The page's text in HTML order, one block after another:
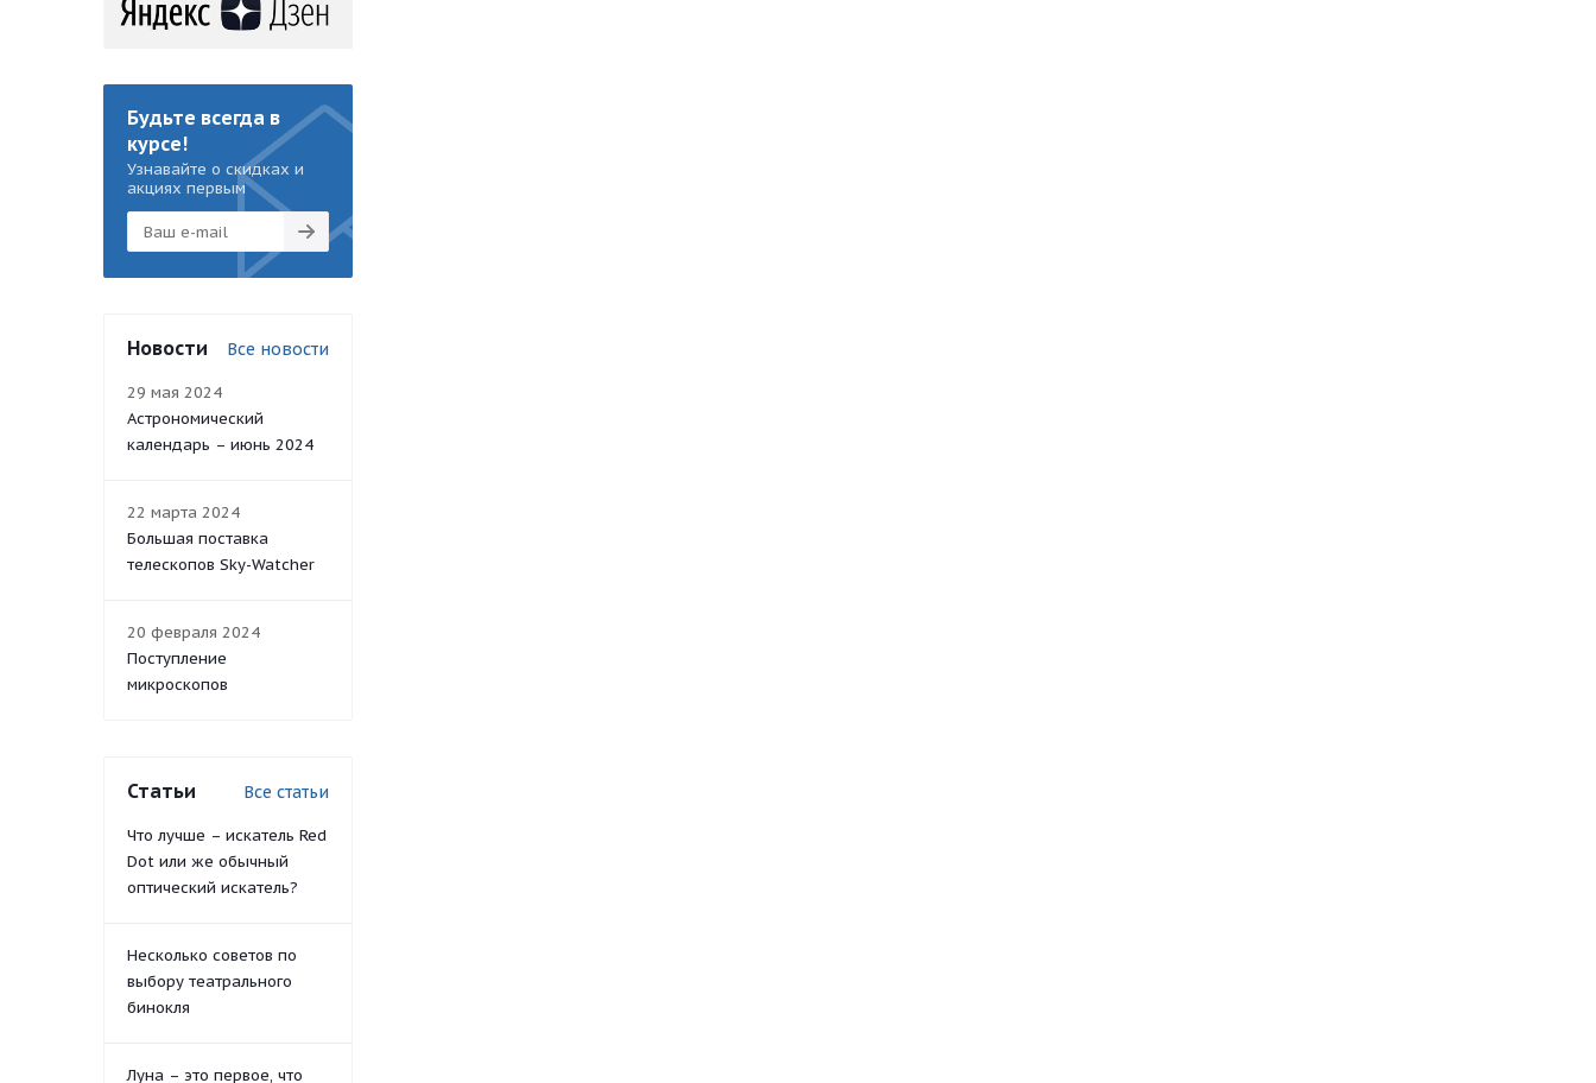
Будьте всегда в
курсе!
Узнавайте о скидках и
акциях первым
Новости Все новости
29 мая 2024
Астрономический
календарь – июнь 2024
22 марта 2024
Большая поставка
телескопов Sky-Watcher
20 февраля 2024
Поступление
микроскопов
Статьи Все статьи
Что лучше – искатель Red
Dot или же обычный
оптический искатель?
Несколько советов по
выбору театрального
бинокля
Луна – это первое, что